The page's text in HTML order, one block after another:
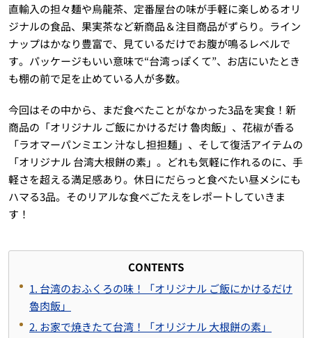
直輸入の担々麺や烏龍茶、定番屋台の味が手軽に楽しめるオリ
ジナルの食品、果実茶など新商品＆注目商品がずらり。ライン
ナップはかなり豊富で、見ているだけでお腹が鳴るレベルで
す。パッケージもいい意味で“台湾っぽくて”、お店にいたとき
も棚の前で足を止めている人が多数。
今回はその中から、まだ食べたことがなかった3品を実食！新
商品の「オリジナル ご飯にかけるだけ 魯肉飯」、花椒が香る
「ラオマーパンミエン 汁なし担担麺」、そして復活アイテムの
「オリジナル 台湾大根餅の素」。どれも気軽に作れるのに、手
軽さを超える満足感あり。休日にだらっと食べたい昼メシにも
ハマる3品。そのリアルな食べごたえをレポートしていきま
す！
CONTENTS
1. 台湾のおふくろの味！「オリジナル ご飯にかけるだけ
魯肉飯」
2. お家で焼きたて台湾！「オリジナル 大根餅の素」